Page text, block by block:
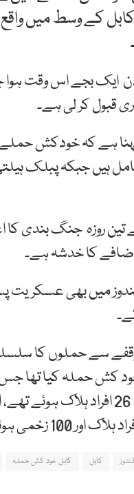
کے وسط میں
بجے اس وقت ہوا جب
قبول کر لی ہے۔
ہے کہ خودکش حملے
ہیں جبکہ پبلک
روزہ جنگ بندی کا
کا خدشہ ہے۔
قندوز میں بھی
سے حملوں کا
میں دو دھماکوں میں نو صحافیوں
قندوز کابل کابل خود کش حملہ